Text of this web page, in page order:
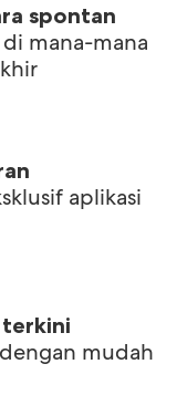
spontan
mana-mana
aplikasi
terkini
mudah